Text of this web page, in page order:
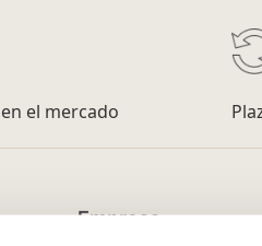
el mercado
Empresa